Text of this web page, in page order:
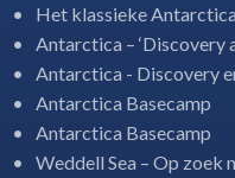
Het klassieke
Antarctica – ‘Discovery
Antarctica - Discovery
Antarctica Basecamp
Antarctica Basecamp
Weddell Sea – Op zoek